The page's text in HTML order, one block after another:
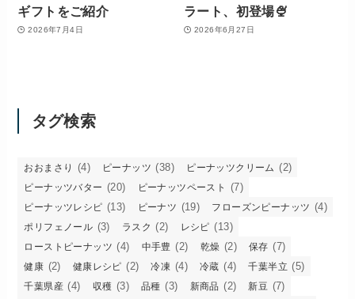
ギフトをご紹介
2026年7月4日
ラート、初登場🍨
2026年6月27日
タグ検索
おおまさり (4) ピーナッツ (38) ピーナッツクリーム (2)
ピーナッツバター (20) ピーナッツペースト (7)
ピーナッツレシピ (13) ピーナツ (19) フローズンピーナッツ (4)
ポリフェノール (3) ラスク (2) レシピ (13)
ローストピーナッツ (4) 中手豊 (2) 乾燥 (2) 保存 (7)
健康 (2) 健康レシピ (2) 冷凍 (4) 冷蔵 (4) 千葉半立 (5)
千葉県産 (4) 収穫 (3) 品種 (3) 新商品 (2) 新豆 (7)